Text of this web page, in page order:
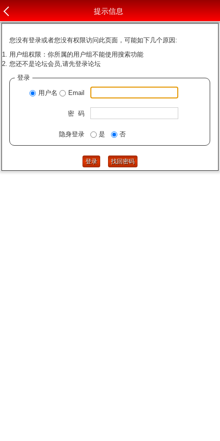
提示信息
您没有登录或者您没有权限访问此页面，可能如下几个原因:
用户组权限：你所属的用户组不能使用搜索功能
您还不是论坛会员,请先登录论坛
登录
用户名 Email
密 码
隐身登录 是 否